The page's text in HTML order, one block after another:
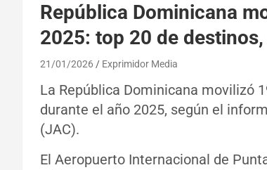
República Dominicana
2025: top 20 de
21/01/2026 Exprimidor Media
La República Dominicana movilizó
durante el año 2025, según el
(JAC).
El Aeropuerto Internacional de